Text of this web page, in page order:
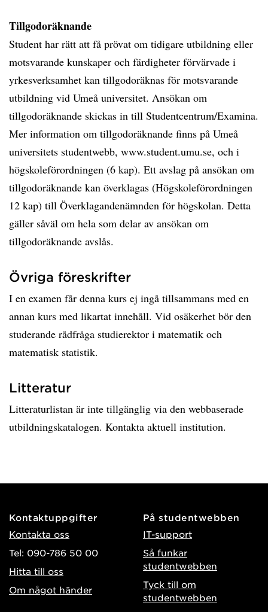
Tillgodoräknande
Student har rätt att få prövat om tidigare utbildning eller
motsvarande kunskaper och färdigheter förvärvade i
yrkesverksamhet kan tillgodoräknas för motsvarande
utbildning vid Umeå universitet. Ansökan om
tillgodoräknande skickas in till Studentcentrum/Examina.
Mer information om tillgodoräknande finns på Umeå
universitets studentwebb, www.student.umu.se, och i
högskoleförordningen (6 kap). Ett avslag på ansökan om
tillgodoräknande kan överklagas (Högskoleförordningen
12 kap) till Överklagandenämnden för högskolan. Detta
gäller såväl om hela som delar av ansökan om
tillgodoräknande avslås.
Övriga föreskrifter
I en examen får denna kurs ej ingå tillsammans med en
annan kurs med likartat innehåll. Vid osäkerhet bör den
studerande rådfråga studierektor i matematik och
matematisk statistik.
Litteratur
Litteraturlistan är inte tillgänglig via den webbaserade
utbildningskatalogen. Kontakta aktuell institution.
Kontaktuppgifter
Kontakta oss
Tel: 090-786 50 00
Hitta till oss
Om något händer
På studentwebben
IT-support
Så funkar
studentwebben
Tyck till om
studentwebben